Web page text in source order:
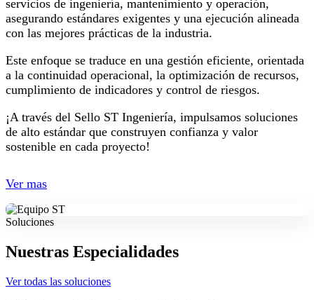
servicios de ingeniería, mantenimiento y operación,
asegurando estándares exigentes y una ejecución alineada
con las mejores prácticas de la industria.
Este enfoque se traduce en una gestión eficiente, orientada
a la continuidad operacional, la optimización de recursos,
cumplimiento de indicadores y control de riesgos.
¡A través del Sello ST Ingeniería, impulsamos soluciones
de alto estándar que construyen confianza y valor
sostenible en cada proyecto!
Ver mas
Soluciones
Nuestras Especialidades
Ver todas las soluciones